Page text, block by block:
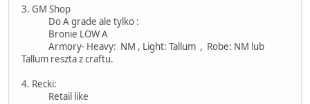
3. GM Shop
Do A grade ale tylko :
Bronie LOW A
Armory- Heavy: NM , Light: Tallum , Robe: NM lub
Tallum reszta z craftu.
4. Recki:
Retail like